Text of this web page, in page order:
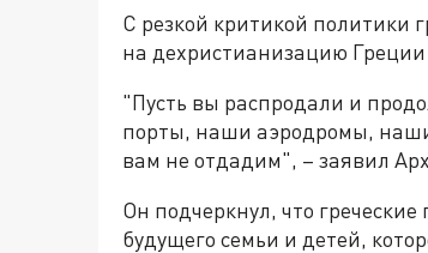
С резкой критикой политики
на дехристианизацию
"Пусть вы распродали и
порты, наши аэродромы,
вам не отдадим", – заявил
Он подчеркнул, что
будущего семьи и детей,